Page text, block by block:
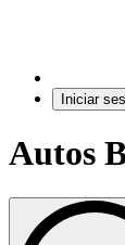
Iniciar
Autos